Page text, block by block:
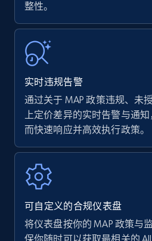
Walmart - products
URL, Final price, Sku, Currency,
Specifications, Image urls,
more.
5.6K+ 874+
using specific category URL
URL, Final price, Sku, Currency,
Specifications, Image urls,
more.
整性。
实时违规告警
通过关于 MAP 政策违规、未
上定价差异的实时告警与通
而快速响应并高效执行政策。
可自定义的合规仪表盘
将仪表盘按你的 MAP 政策与